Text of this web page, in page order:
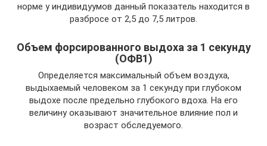
норме у индивидуумов данный показатель находится в
разбросе от 2,5 до 7,5 литров.
Объем форсированного выдоха за 1 секунду
(ОФВ1)
Определяется максимальный объем воздуха,
выдыхаемый человеком за 1 секунду при глубоком
выдохе после предельно глубокого вдоха. На его
величину оказывают значительное влияние пол и
возраст обследуемого.